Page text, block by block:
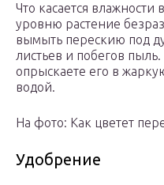
Что касается
уровню растение
вымыть перескию под
листьев и побегов
опрыскаете его в
водой.
На фото: Как цветет
Удобрение